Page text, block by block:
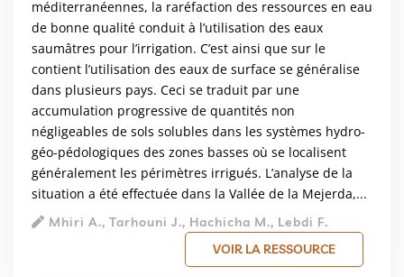
méditerranéennes, la raréfaction des ressources en eau
de bonne qualité conduit à l’utilisation des eaux
saumâtres pour l’irrigation. C’est ainsi que sur le
contient l’utilisation des eaux de surface se généralise
dans plusieurs pays. Ceci se traduit par une
accumulation progressive de quantités non
négligeables de sols solubles dans les systèmes hydro-
géo-pédologiques des zones basses où se localisent
généralement les périmètres irrigués. L’analyse de la
situation a été effectuée dans la Vallée de la Mejerda,...
Mhiri A., Tarhouni J., Hachicha M., Lebdi F.
VOIR LA RESSOURCE